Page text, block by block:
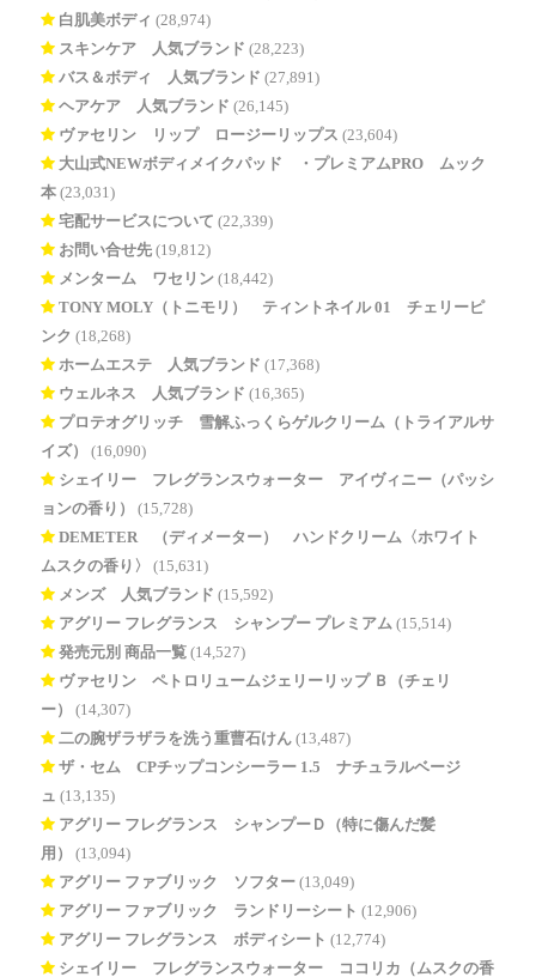
白肌美ボディ (28,974)
スキンケア 人気ブランド (28,223)
バス＆ボディ 人気ブランド (27,891)
ヘアケア 人気ブランド (26,145)
ヴァセリン リップ ロージーリップス (23,604)
大山式NEWボディメイクパッド®・プレミアムPRO ムック
本 (23,031)
宅配サービスについて (22,339)
お問い合せ先 (19,812)
メンターム ワセリン (18,442)
TONY MOLY（トニモリ） ティントネイル 01 チェリーピ
ンク (18,268)
ホームエステ 人気ブランド (17,368)
ウェルネス 人気ブランド (16,365)
プロテオグリッチ 雪解ふっくらゲルクリーム（トライアルサ
イズ）
(16,090)
シェイリー フレグランスウォーター アイヴィニー（パッシ
ョンの香り）
(15,728)
DEMETER®（ディメーター） ハンドクリーム〈ホワイト
ムスクの香り〉
(15,631)
メンズ 人気ブランド (15,592)
アグリー フレグランス シャンプー プレミアム (15,514)
発売元別 商品一覧 (14,527)
ヴァセリン ペトロリュームジェリーリップ Ｂ（チェリ
ー）
(14,307)
二の腕ザラザラを洗う重曹石けん (13,487)
ザ・セム CPチップコンシーラー 1.5 ナチュラルベージ
ュ (13,135)
アグリー フレグランス シャンプーＤ（特に傷んだ髪
用）
(13,094)
アグリー ファブリック ソフター (13,049)
アグリー ファブリック ランドリーシート (12,906)
アグリー フレグランス ボディシート (12,774)
シェイリー フレグランスウォーター ココリカ（ムスクの香